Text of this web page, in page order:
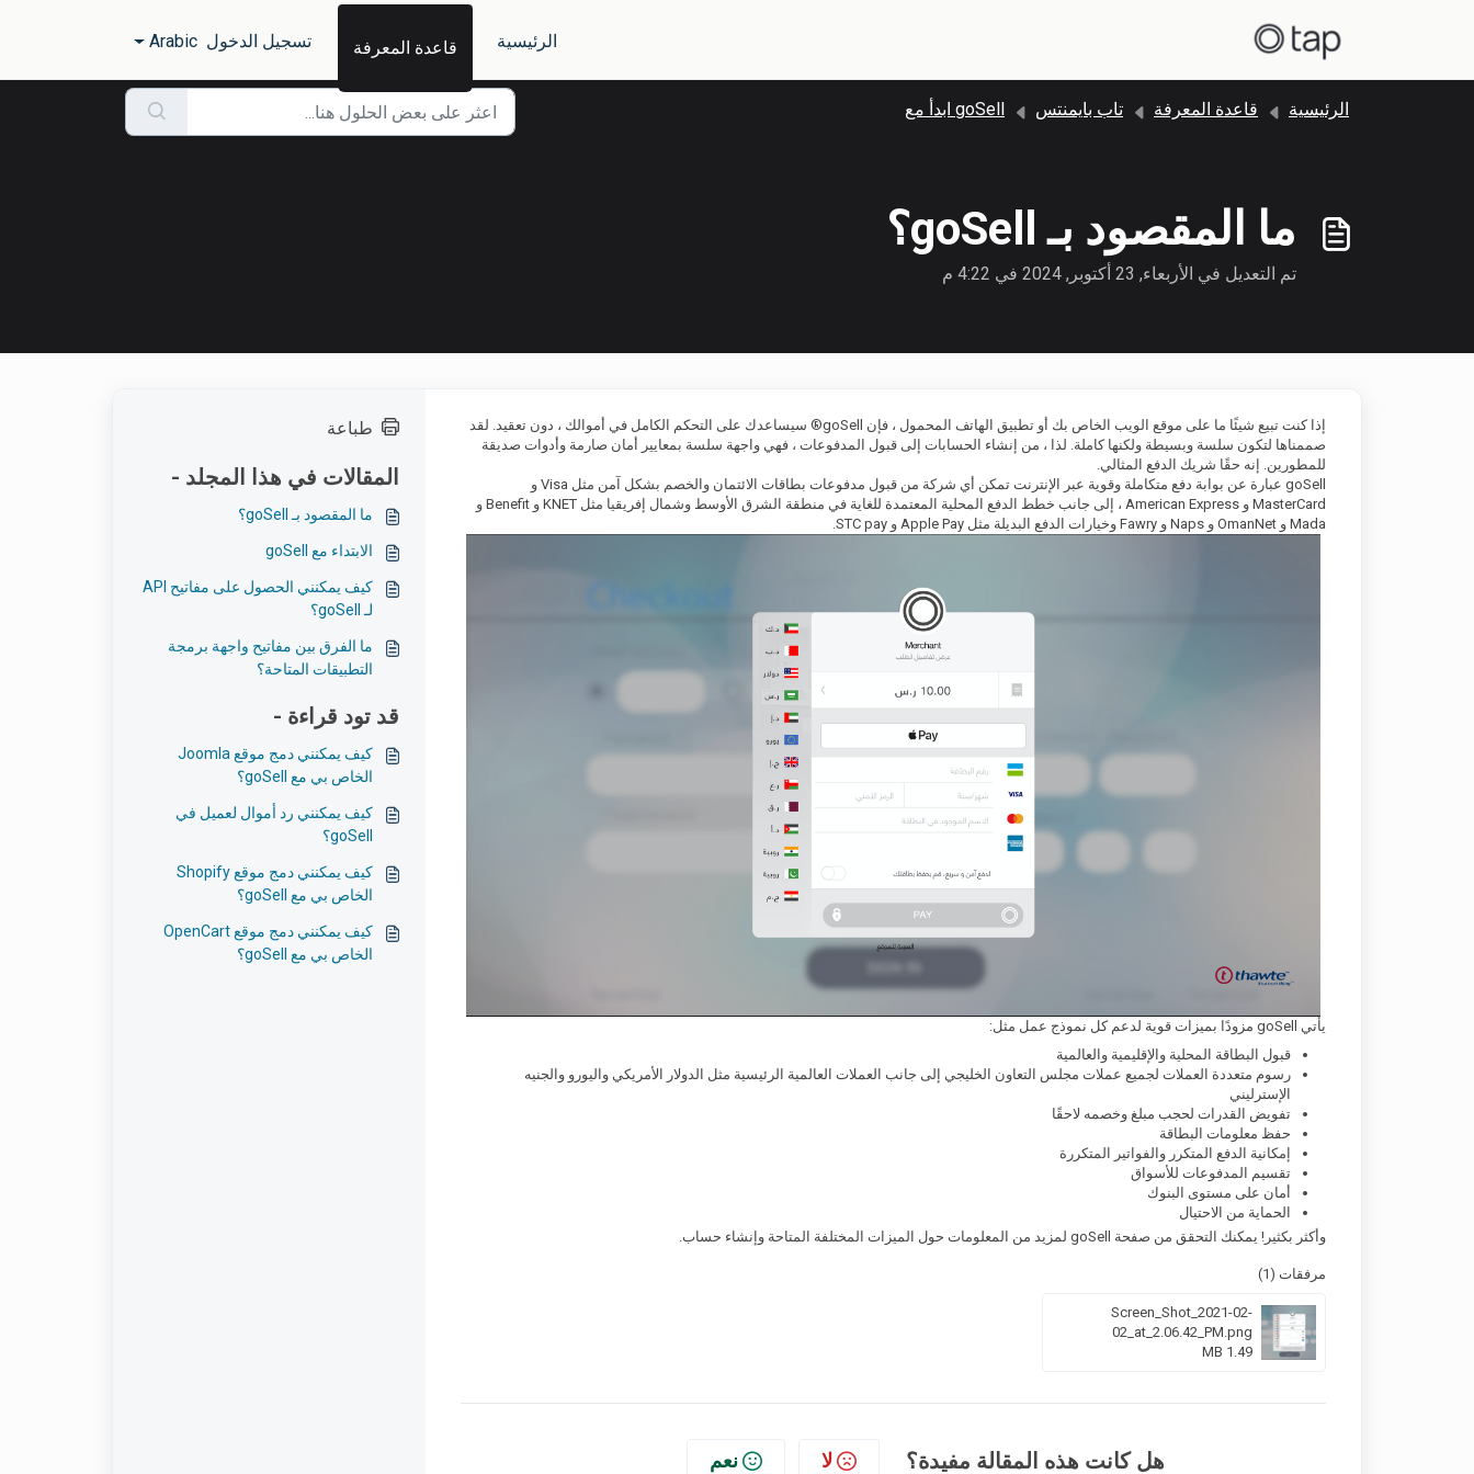
الرئيسية
قاعدة المعرفة تسجيل الدخول Arabic
الرئيسية قاعدة المعرفة تاب بايمنتس goSell ابدأ مع
ما المقصود بـ goSell؟
تم التعديل في الأربعاء, 23 أكتوبر, 2024 في 4:22 م
إذا كنت تبيع شيئًا ما على موقع الويب الخاص بك أو تطبيق الهاتف المحمول ، فإن goSell® سيساعدك على التحكم الكامل في أموالك ، دون تعقيد. لقد
صممناها لتكون سلسة وبسيطة ولكنها كاملة. لذا ، من إنشاء الحسابات إلى قبول المدفوعات ، فهي واجهة سلسة بمعايير أمان صارمة وأدوات صديقة
للمطورين. إنه حقًا شريك الدفع المثالي.
goSell عبارة عن بوابة دفع متكاملة وقوية عبر الإنترنت تمكن أي شركة من قبول مدفوعات بطاقات الائتمان والخصم بشكل آمن مثل Visa و
MasterCard و American Express ، إلى جانب خطط الدفع المحلية المعتمدة للغاية في منطقة الشرق الأوسط وشمال إفريقيا مثل KNET و Benefit و
Mada و OmanNet و Naps و Fawry وخيارات الدفع البديلة مثل Apple Pay و STC pay.
يأتي goSell مزودًا بميزات قوية لدعم كل نموذج عمل مثل:
قبول البطاقة المحلية والإقليمية والعالمية
رسوم متعددة العملات لجميع عملات مجلس التعاون الخليجي إلى جانب العملات العالمية الرئيسية مثل الدولار الأمريكي واليورو والجنيه
الإسترليني
تفويض القدرات لحجب مبلغ وخصمه لاحقًا
حفظ معلومات البطاقة
إمكانية الدفع المتكرر والفواتير المتكررة
تقسيم المدفوعات للأسواق
أمان على مستوى البنوك
الحماية من الاحتيال
وأكثر بكثير! يمكنك التحقق من صفحة goSell لمزيد من المعلومات حول الميزات المختلفة المتاحة وإنشاء حساب.
مرفقات (1)
Screen_Shot_2021-02-
02_at_2.06.42_PM.png
1.49 MB
هل كانت هذه المقالة مفيدة؟ لا نعم
طباعة
المقالات في هذا المجلد -
ما المقصود بـ goSell؟
الابتداء مع goSell
كيف يمكنني الحصول على مفاتيح API
لـ goSell؟
ما الفرق بين مفاتيح واجهة برمجة
التطبيقات المتاحة؟
قد تود قراءة -
كيف يمكنني دمج موقع Joomla
الخاص بي مع goSell؟
كيف يمكنني رد أموال لعميل في
goSell؟
كيف يمكنني دمج موقع Shopify
الخاص بي مع goSell؟
كيف يمكنني دمج موقع OpenCart
الخاص بي مع goSell؟